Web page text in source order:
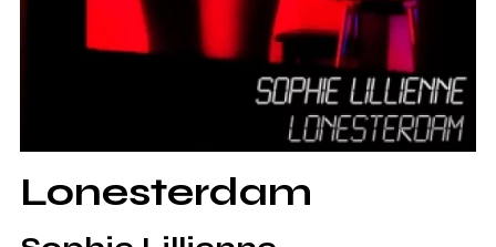
Lonesterdam